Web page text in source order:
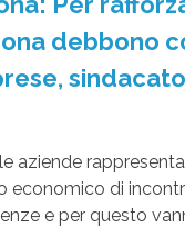
debbono
aziende
economico di
e per questo